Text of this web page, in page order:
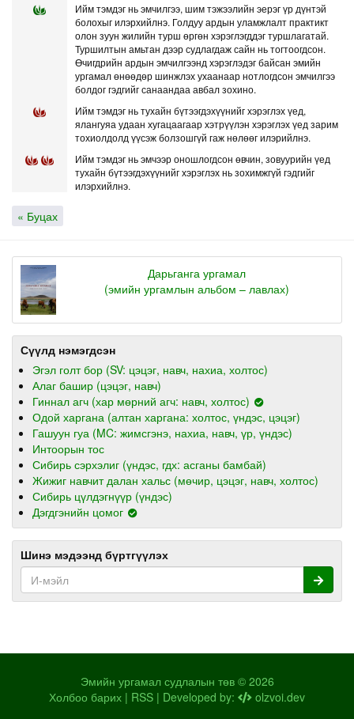
Ийм тэмдэг нь эмчилгээ, шим тэжээлийн эерэг үр дүнтэй
болохыг илэрхийлнэ. Голдуу ардын уламжлалт практикт
олон зуун жилийн турш өргөн хэрэглэгддэг туршлагатай.
Туршилтын амьтан дээр судлагдаж сайн нь тогтоогдсон.
Өчигдрийн ардын эмчилгээнд хэрэглэдэг байсан эмийн
ургамал өнөөдөр шинжлэх ухаанаар нотлогдсон эмчилгээ
болдог гэдгийг санаандаа авбал зохино.
Ийм тэмдэг нь тухайн бүтээгдэхүүнийг хэрэглэх үед,
ялангуяа удаан хугацаагаар хэтрүүлэн хэрэглэх үед зарим
тохиолдолд үүсэж болзошгүй гаж нөлөөг илэрийлнэ.
Ийм тэмдэг нь эмчээр оношлогдсон өвчин, зовуурийн үед
тухайн бүтээгдэхүүнийг хэрэглэх нь зохимжгүй гэдгийг
илэрхийлнэ.
« Буцах
Дарьганга ургамал
(эмийн ургамлын альбом – лавлах)
Сүүлд нэмэгдсэн
Эгэл голт бор (SV: цэцэг, навч, нахиа, холтос)
Алаг башир (цэцэг, навч)
Гиннал агч (хар мөрний агч: навч, холтос)
Одой харгана (алтан харгана: холтос, үндэс, цэцэг)
Гашуун гуа (MC: жимсгэнэ, нахиа, навч, үр, үндэс)
Интоорын тос
Сибирь сэрхэлиг (үндэс, гдх: асганы бамбай)
Жижиг навчит далан хальс (мөчир, цэцэг, навч, холтос)
Сибирь цүлдэгнүүр (үндэс)
Дэгдгэнийн цомог
Шинэ мэдээнд бүртгүүлэх
Эмийн ургамал судлалын төв © 2026
Холбоо барих | RSS | Developed by: olzvoi.dev